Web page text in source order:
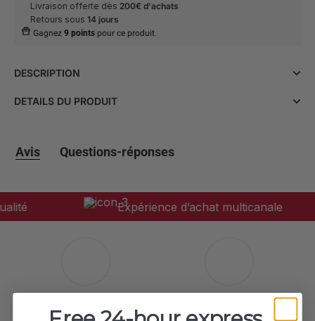
Livraison offerte dès 200€ d'achats
Retours sous 14 jours
Gagnez9 points pour ce produit.
DESCRIPTION
chaussettes en fil d'Écosse vert anglais. Fabriquées en 80%
machine à 30°, sèche-linge déconseillé.
DÉTAILS DU PRODUIT
• Conseils d’entretien : Lavage en
machine à 30°.
Avis Questions-réponses
Expérience d’achat multicanale
Service client 11h-18h